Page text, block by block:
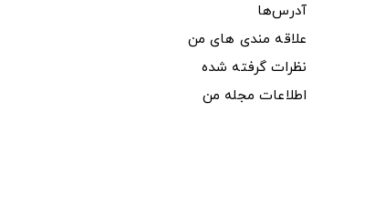
آدرس‌ها
علاقه مندی های من
نظرات گرفته شده
اطلاعات مجله من